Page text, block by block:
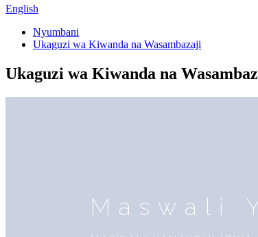
English
Nyumbani
Ukaguzi wa Kiwanda na Wasambazaji
Ukaguzi wa Kiwanda na
Maswali